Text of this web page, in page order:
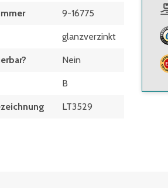
9-16775
glanzverzinkt
Nein
B
LT3529